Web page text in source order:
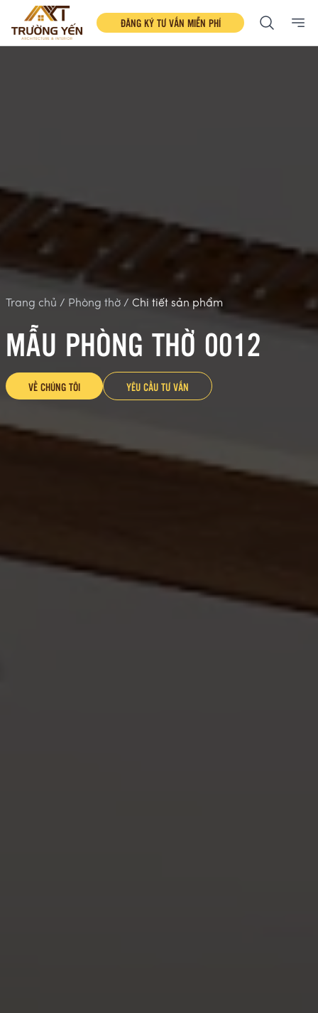
ĐĂNG KÝ TƯ VẤN MIỄN PHÍ
Trang chủ / Phòng thờ / Chi tiết sản phẩm
MẪU PHÒNG THỜ 0012
VỀ CHÚNG TÔI YÊU CẦU TƯ VẤN